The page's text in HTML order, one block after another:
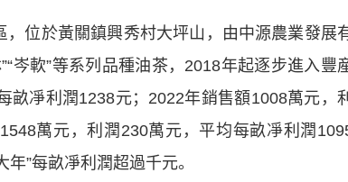
位於黃關鎮興秀村大坪山，由中源農業發展
岑軟”等系列品種油茶，2018年起逐步進入豐
凈利潤1238元；2022年銷售額1008萬元，利
萬元，利潤230萬元，平均每畝凈利潤
”每畝凈利潤超過千元。